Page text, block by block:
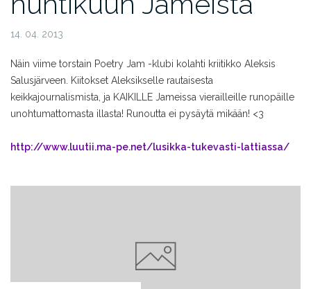
14. 04. 2013
Näin viime torstain Poetry Jam -klubi kolahti kriitikko Aleksis
Salusjärveen. Kiitokset Aleksikselle rautaisesta
keikkajournalismista, ja KAIKILLE Jameissa vierailleille runopäille
unohtumattomasta illasta! Runoutta ei pysäytä mikään! <3
http://www.luutii.ma-pe.net/lusikka-tukevasti-lattiassa/